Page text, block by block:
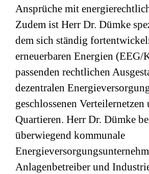
Ansprüche mit
Zudem ist Herr Dr. Dümke
dem sich ständig
erneuerbaren Energien
passenden rechtlichen
dezentralen
geschlossenen Verteilernetzen
Quartieren. Herr Dr. Dümke
überwiegend kommunale
Anlagenbetreiber und